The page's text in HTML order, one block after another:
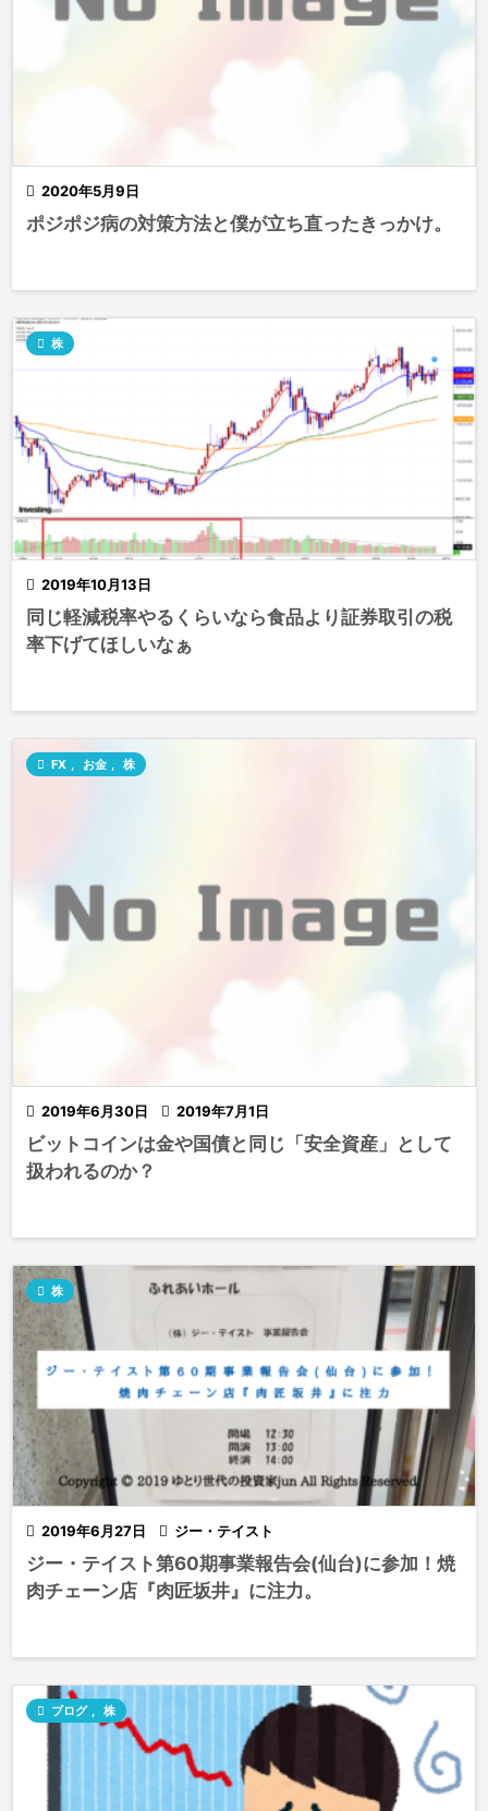
 2020年5月9日
ポジポジ病の対策方法と僕が立ち直ったきっかけ。
 2019年10月13日
 株
同じ軽減税率やるくらいなら食品より証券取引の税
率下げてほしいなぁ
 2019年6月30日  2019年7月1日
 FX お金 株
ビットコインは金や国債と同じ「安全資産」として
扱われるのか？
 2019年6月27日
 株
 ジー・テイスト
ジー・テイスト第60期事業報告会(仙台)に参加！焼
肉チェーン店『肉匠坂井』に注力。
 ブログ , 株